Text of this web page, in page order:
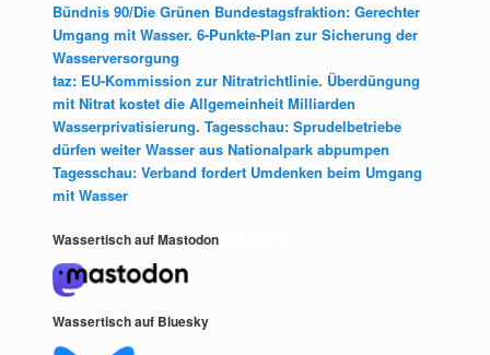
Bündnis 90/Die Grünen Bundestagsfraktion: Gerechter
Umgang mit Wasser. 6-Punkte-Plan zur Sicherung der
Wasserversorgung
taz: EU-Kommission zur Nitratrichtlinie. Überdüngung
mit Nitrat kostet die Allgemeinheit Milliarden
Wasserprivatisierung. Tagesschau: Sprudelbetriebe
dürfen weiter Wasser aus Nationalpark abpumpen
Tagesschau: Verband fordert Umdenken beim Umgang
mit Wasser
Wassertisch auf Mastodon
Wassertisch auf Bluesky